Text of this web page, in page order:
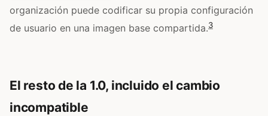
organización puede codificar su propia configuración
de usuario en una imagen base compartida.3
El resto de la 1.0, incluido el cambio
incompatible